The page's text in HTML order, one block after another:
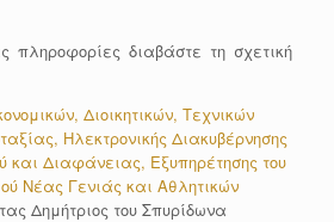
πληροφορίες διαβάστε τη σχετική
Διοικητικών, Τεχνικών
Ηλεκτρονικής Διακυβέρνησης
και Διαφάνειας, Εξυπηρέτησης του
Νέας Γενιάς και Αθλητικών
Δημήτριος του Σπυρίδωνα